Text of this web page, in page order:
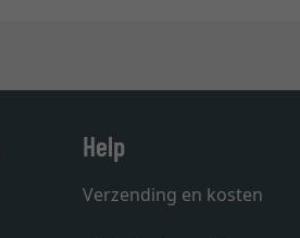
Help
Verzending en kosten